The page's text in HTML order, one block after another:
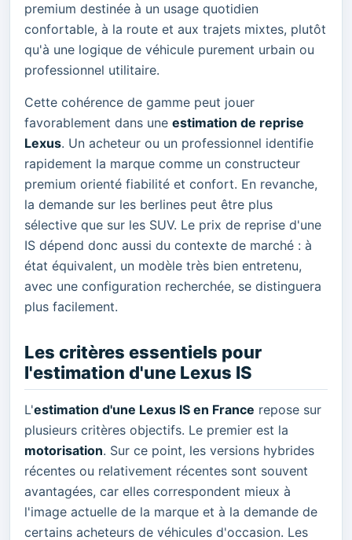
premium destinée à un usage quotidien
confortable, à la route et aux trajets mixtes, plutôt
qu'à une logique de véhicule purement urbain ou
professionnel utilitaire.
Cette cohérence de gamme peut jouer
favorablement dans une estimation de reprise
Lexus. Un acheteur ou un professionnel identifie
rapidement la marque comme un constructeur
premium orienté fiabilité et confort. En revanche,
la demande sur les berlines peut être plus
sélective que sur les SUV. Le prix de reprise d'une
IS dépend donc aussi du contexte de marché : à
état équivalent, un modèle très bien entretenu,
avec une configuration recherchée, se distinguera
plus facilement.
Les critères essentiels pour
l'estimation d'une Lexus IS
L'estimation d'une Lexus IS en France repose sur
plusieurs critères objectifs. Le premier est la
motorisation. Sur ce point, les versions hybrides
récentes ou relativement récentes sont souvent
avantagées, car elles correspondent mieux à
l'image actuelle de la marque et à la demande de
certains acheteurs de véhicules d'occasion. Les